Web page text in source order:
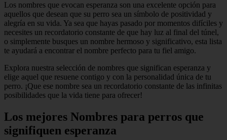
Los nombres que evocan esperanza son una excelente opción para
aquellos que desean que su perro sea un símbolo de positividad y
alegría en su vida. Ya sea que hayas pasado por momentos difíciles y
necesites un recordatorio constante de que hay luz al final del túnel,
o simplemente busques un nombre hermoso y significativo, esta lista
te ayudará a encontrar el nombre perfecto para tu fiel amigo.
Explora nuestra selección de nombres que significan esperanza y
elige aquel que resuene contigo y con la personalidad única de tu
perro. ¡Que ese nombre sea un recordatorio constante de las infinitas
posibilidades que la vida tiene para ofrecer!
Los mejores Nombres para perros que
signifiquen esperanza